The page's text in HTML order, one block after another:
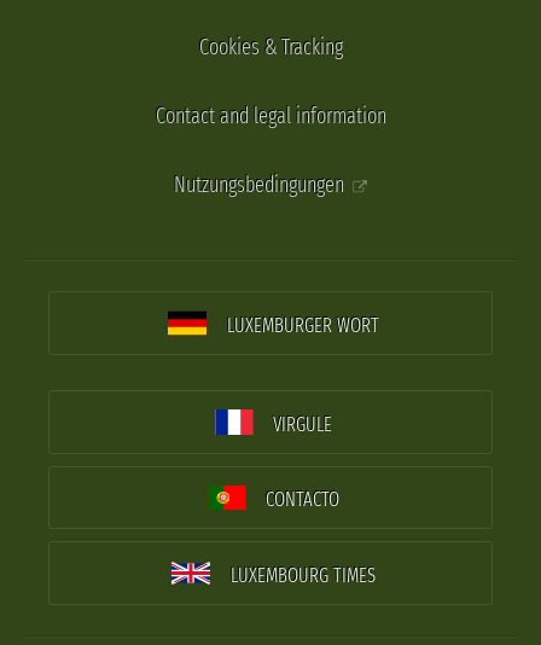
Cookies & Tracking
Contact and legal information
Nutzungsbedingungen
LUXEMBURGER WORT
VIRGULE
CONTACTO
LUXEMBOURG TIMES